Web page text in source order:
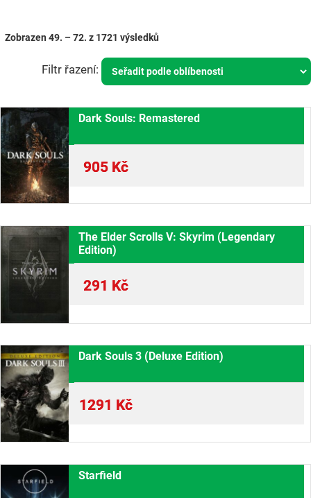
Zobrazen 49. – 72. z 1721 výsledků
Dark Souls: Remastered
905 Kč
The Elder Scrolls V: Skyrim (Legendary
Edition)
291 Kč
Dark Souls 3 (Deluxe Edition)
1291 Kč
Starfield